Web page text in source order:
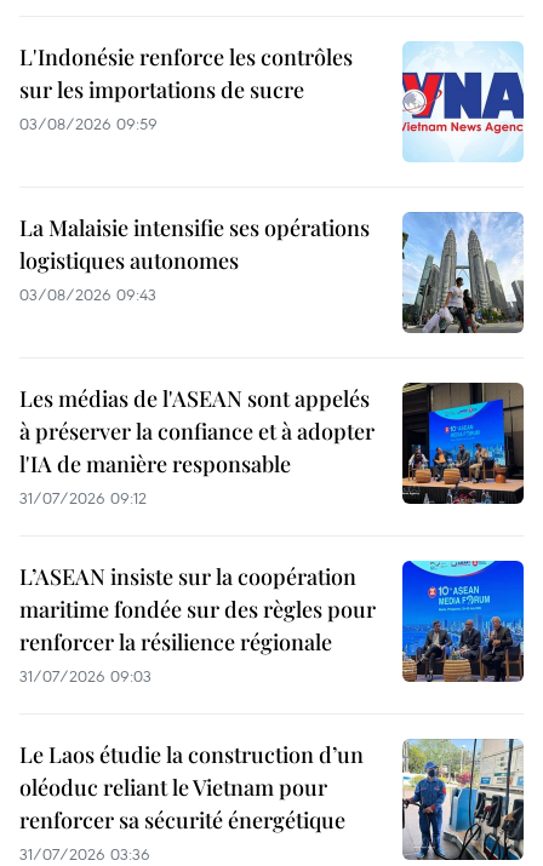
L'Indonésie renforce les contrôles
sur les importations de sucre
03/08/2026 09:59
La Malaisie intensifie ses opérations
logistiques autonomes
03/08/2026 09:43
Les médias de l'ASEAN sont appelés
à préserver la confiance et à adopter
l'IA de manière responsable
31/07/2026 09:12
L’ASEAN insiste sur la coopération
maritime fondée sur des règles pour
renforcer la résilience régionale
31/07/2026 09:03
Le Laos étudie la construction d’un
oléoduc reliant le Vietnam pour
renforcer sa sécurité énergétique
31/07/2026 03:36